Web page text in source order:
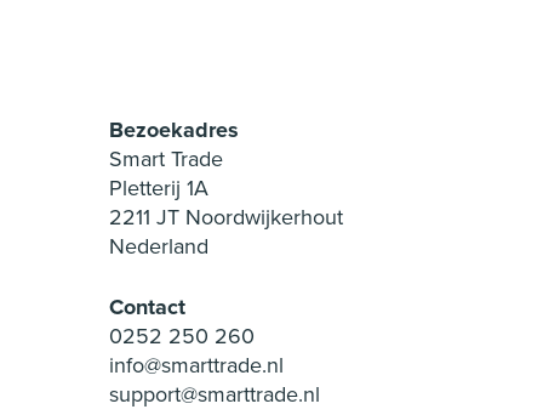
Bezoekadres
Smart Trade
Pletterij 1A
2211 JT Noordwijkerhout
Nederland
Contact
0252 250 260
info@smarttrade.nl
support@smarttrade.nl